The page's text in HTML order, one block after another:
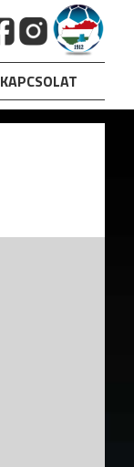
KAPCSOLAT